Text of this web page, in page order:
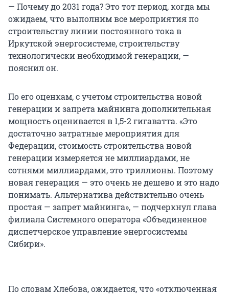
— Почему до 2031 года? Это тот период, когда мы
ожидаем, что выполним все мероприятия по
строительству линии постоянного тока в
Иркутской энергосистеме, строительству
технологически необходимой генерации, —
пояснил он.
По его оценкам, с учетом строительства новой
генерации и запрета майнинга дополнительная
мощность оценивается в 1,5-2 гигаватта. «Это
достаточно затратные мероприятия для
Федерации, стоимость строительства новой
генерации измеряется не миллиардами, не
сотнями миллиардами, это триллионы. Поэтому
новая генерация — это очень не дешево и это надо
понимать. Альтернатива действительно очень
простая — запрет майнинга», — подчеркнул глава
филиала Системного оператора «Объединенное
диспетчерское управление энергосистемы
Сибири».
По словам Хлебова, ожидается, что «отключенная